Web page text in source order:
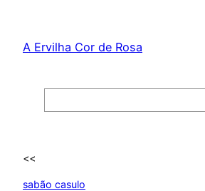
content
A Ervilha Cor de Rosa
<<
sabão casulo